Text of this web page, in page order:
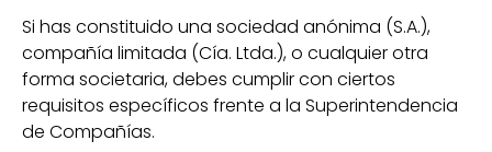
Si has constituido una sociedad anónima (S.A.),
compañía limitada (Cía. Ltda.), o cualquier otra
forma societaria, debes cumplir con ciertos
requisitos específicos frente a la Superintendencia
de Compañías.